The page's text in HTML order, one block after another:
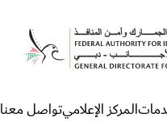
المركز الإعلاميتواصل معنا